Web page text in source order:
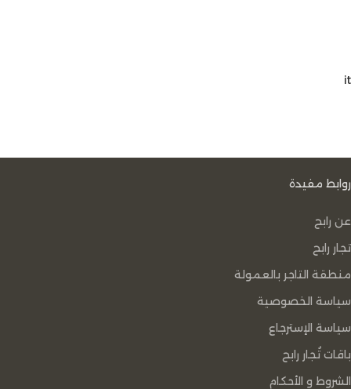
it
روابط مفيدة
عن رابح
تجار رابح
منطقة التاجر بالعمولة
سياسة الخصوصية
سياسة الإسترجاع
باقات تُجار رابح
الشروط و الأحكام